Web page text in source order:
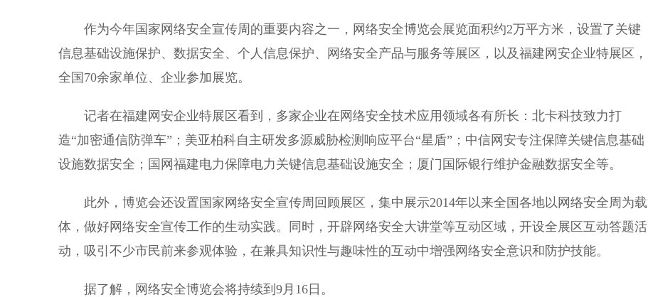
作为今年国家网络安全宣传周的重要内容之一，网络安全博览会展览面积约2万平方米，设置了关键
信息基础设施保护、数据安全、个人信息保护、网络安全产品与服务等展区，以及福建网安企业特展区，
全国70余家单位、企业参加展览。
记者在福建网安企业特展区看到，多家企业在网络安全技术应用领域各有所长：北卡科技致力打
造“加密通信防弹车”；美亚柏科自主研发多源威胁检测响应平台“星盾”；中信网安专注保障关键信息基础
设施数据安全；国网福建电力保障电力关键信息基础设施安全；厦门国际银行维护金融数据安全等。
此外，博览会还设置国家网络安全宣传周回顾展区，集中展示2014年以来全国各地以网络安全周为载
体，做好网络安全宣传工作的生动实践。同时，开辟网络安全大讲堂等互动区域，开设全展区互动答题活
动，吸引不少市民前来参观体验，在兼具知识性与趣味性的互动中增强网络安全意识和防护技能。
据了解，网络安全博览会将持续到9月16日。